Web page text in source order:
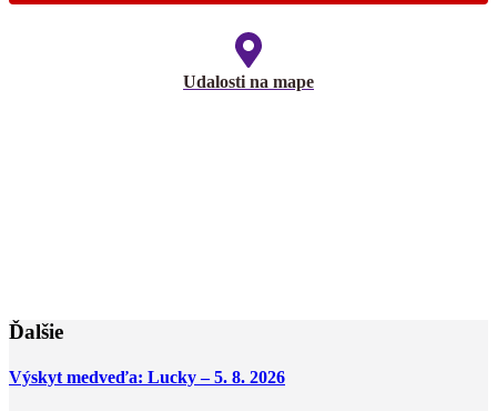
Udalosti na mape
Ďalšie
Výskyt medveďa: Lucky – 5. 8. 2026